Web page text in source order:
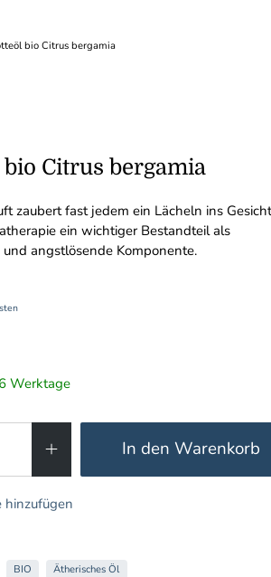
bio Citrus bergamia
Citrus bergamia
zaubert fast jedem ein Lächeln ins
ein wichtiger Bestandteil als
angstlösende Komponente.
Werktage
In den Warenkorb
hinzufügen
BIO Ätherisches Öl